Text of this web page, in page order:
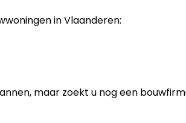
in Vlaanderen:
maar zoekt u nog een